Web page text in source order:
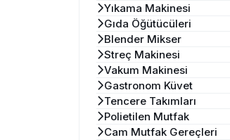
Yıkama Makinesi
Gıda Öğütücüleri
Blender Mikser
Streç Makinesi
Vakum Makinesi
Gastronom Küvet
Tencere Takımları
Polietilen Mutfak
Cam Mutfak Gereçleri